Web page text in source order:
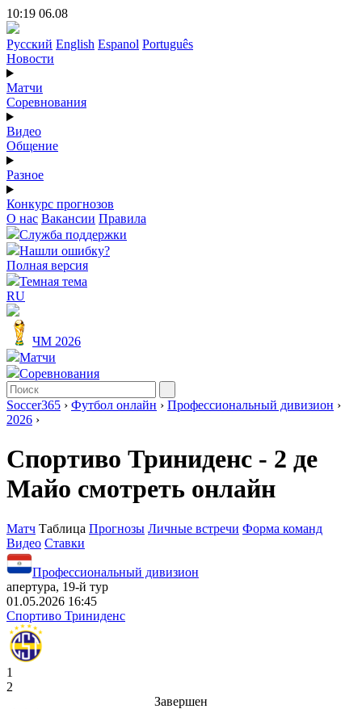
10:19 06.08
Русский English Espanol Português
Новости
Матчи
Соревнования
Видео
Общение
Разное
Конкурс прогнозов
О нас Вакансии Правила
Служба поддержки
Нашли ошибку?
Полная версия
Темная тема
RU
ЧМ 2026
Матчи
Соревнования
Soccer365 › Футбол онлайн › Профессиональный дивизион ›
2026 ›
Спортиво Триниденс - 2 де
Майо смотреть онлайн
Матч Таблица Прогнозы Личные встречи Форма команд
Видео Ставки
Профессиональный дивизион
апертура, 19-й тур
01.05.2026 16:45
Спортиво Триниденс
1
2
Завершен